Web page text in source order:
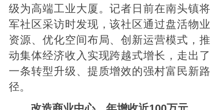
级为高端工业大厦。记者日前在南头镇将
军社区采访时发现，该社区通过盘活物业
资源、优化空间布局、创新运营模式，推
动集体经济收入实现跨越式增长，走出了
一条转型升级、提质增效的强村富民新路
径。